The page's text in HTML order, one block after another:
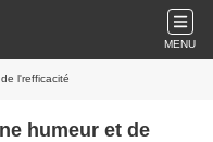
MENU
l'refficacité
humeur et de